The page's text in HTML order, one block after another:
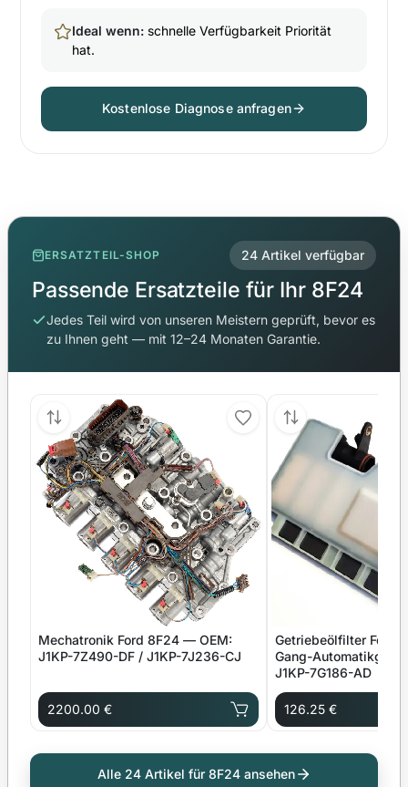
Ideal wenn: schnelle Verfügbarkeit Priorität
hat.
Kostenlose Diagnose anfragen
ERSATZTEIL-SHOP 24 Artikel verfügbar
Passende Ersatzteile für Ihr 8F24
Jedes Teil wird von unseren Meistern geprüft, bevor es
zu Ihnen geht — mit 12–24 Monaten Garantie.
Mechatronik Ford 8F24 — OEM:
J1KP-7Z490-DF / J1KP-7J236-CJ
2200.00 €
Getriebeölfilter Ford
Gang-
J1KP-7G186-AD
126.25 €
Alle 24 Artikel für 8F24 ansehen